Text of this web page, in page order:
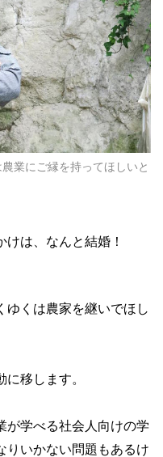
業にご縁を持ってほしいと
は、なんと結婚！
ゆくは農家を継いでほし
移します。
が学べる社会人向けの学
りいかない問題もあるけ